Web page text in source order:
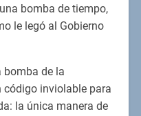
bomba de tiempo,
le legó al Gobierno
bomba de la
código inviolable para
la única manera de